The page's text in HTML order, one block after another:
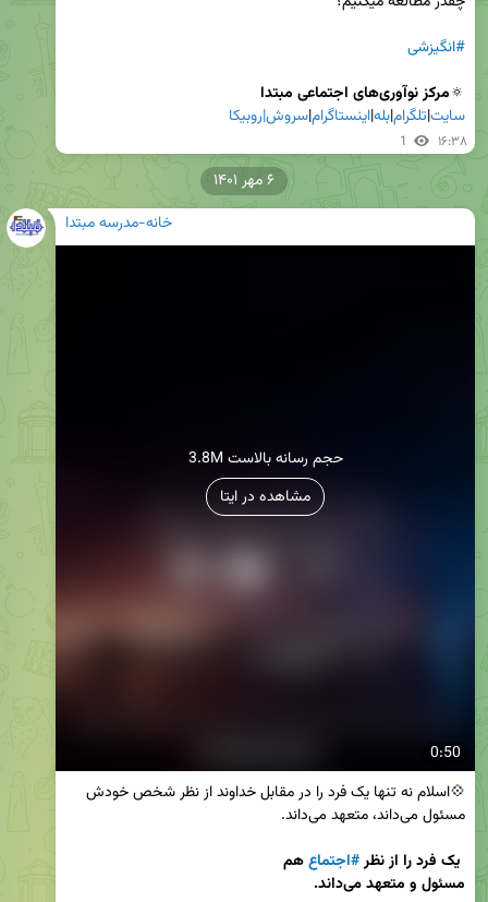
#انگیزشی
🔅مرکز نوآوری‌های اجتماعی مبتدا
سایت|تلگرام|بله|اینستاگرام|سروش|روبیکا
1 ۱۶:۳۸
خانه-مدرسه مبتدا
0:50
3.8M حجم رسانه بالاست
مشاهده در ایتا
یک فرد را از نظر #اجتماع
۶ مهر ۱۴۰۱